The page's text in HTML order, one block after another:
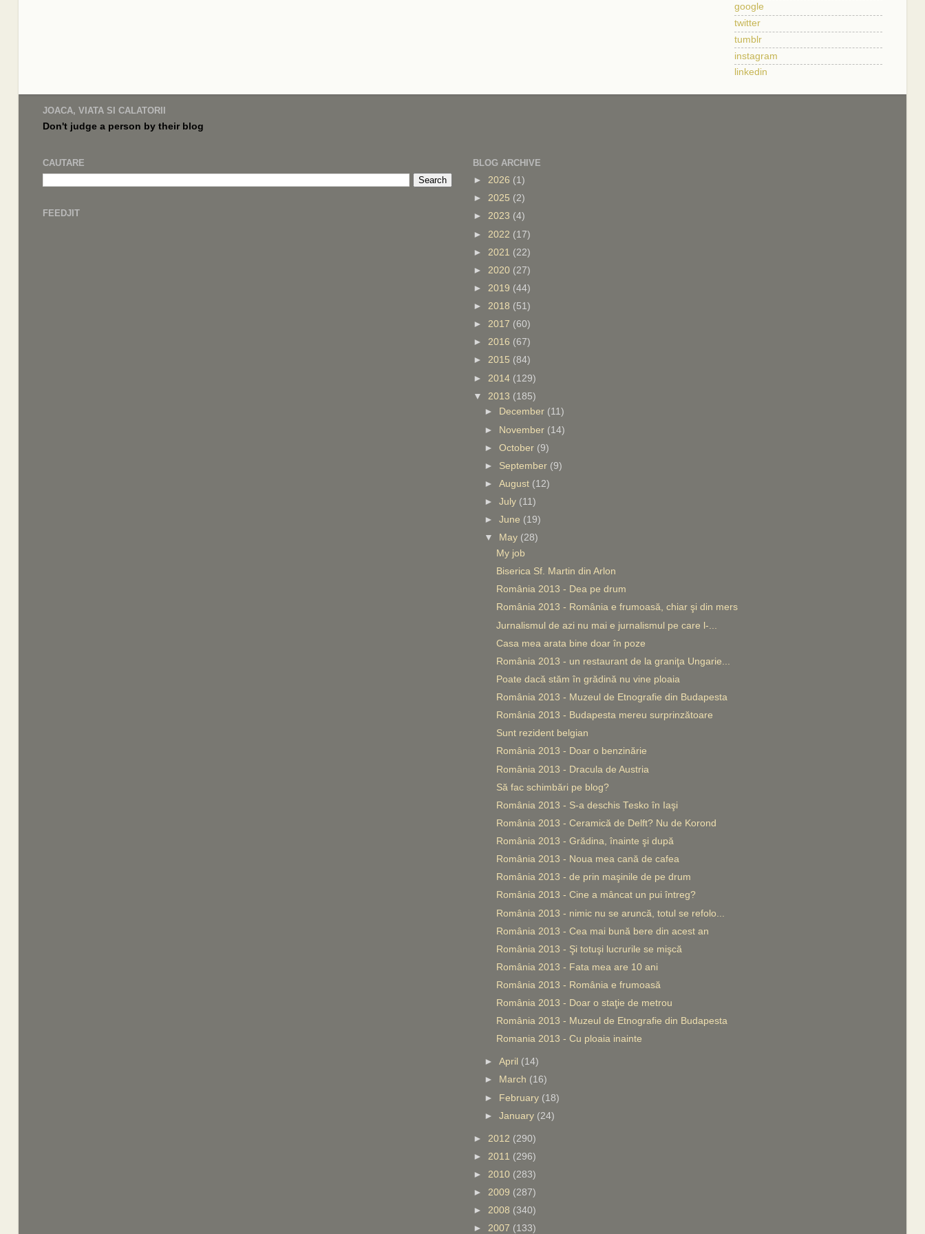
google
twitter
tumblr
instagram
linkedin
JOACA, VIATA SI CALATORII
Don't judge a person by their blog
CAUTARE
FEEDJIT
BLOG ARCHIVE
► 2026 (1)
► 2025 (2)
► 2023 (4)
► 2022 (17)
► 2021 (22)
► 2020 (27)
► 2019 (44)
► 2018 (51)
► 2017 (60)
► 2016 (67)
► 2015 (84)
► 2014 (129)
▼ 2013 (185)
►
December (11)
► November (14)
►October (9)
► September (9)
►August (12)
►July (11)
►June (19)
▼
May (28)
My job
Biserica Sf. Martin din Arlon
România 2013 - Dea pe drum
România 2013 - România e frumoasă, chiar şi din mers
Jurnalismul de azi nu mai e jurnalismul pe care l-...
Casa mea arata bine doar în poze
România 2013 - un restaurant de la graniţa Ungarie...
Poate dacă stăm în grădină nu vine ploaia
România 2013 - Muzeul de Etnografie din Budapesta
România 2013 - Budapesta mereu surprinzătoare
Sunt rezident belgian
România 2013 - Doar o benzinărie
România 2013 - Dracula de Austria
Să fac schimbări pe blog?
România 2013 - S-a deschis Tesko în Iaşi
România 2013 - Ceramică de Delft? Nu de Korond
România 2013 - Grădina, înainte şi după
România 2013 - Noua mea cană de cafea
România 2013 - de prin maşinile de pe drum
România 2013 - Cine a mâncat un pui întreg?
România 2013 - nimic nu se aruncă, totul se refolo...
România 2013 - Cea mai bună bere din acest an
România 2013 - Şi totuşi lucrurile se mişcă
România 2013 - Fata mea are 10 ani
România 2013 - România e frumoasă
România 2013 - Doar o staţie de metrou
România 2013 - Muzeul de Etnografie din Budapesta
Romania 2013 - Cu ploaia inainte
►April (14)
►
March (16)
► February (18)
►January (24)
► 2012 (290)
► 2011 (296)
► 2010 (283)
► 2009 (287)
► 2008 (340)
► 2007 (133)